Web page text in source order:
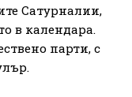
Сатурналии,
в календара.
парти, с